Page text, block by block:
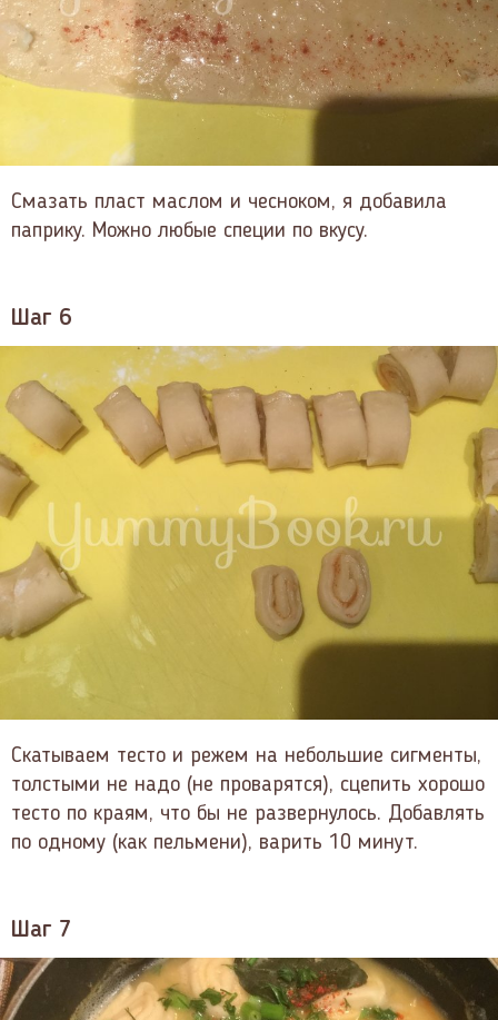
Смазать пласт маслом и чесноком, я добавила
паприку. Можно любые специи по вкусу.
Шаг 6
Скатываем тесто и режем на небольшие сигменты,
толстыми не надо (не проварятся), сцепить хорошо
тесто по краям, что бы не развернулось. Добавлять
по одному (как пельмени), варить 10 минут.
Шаг 7